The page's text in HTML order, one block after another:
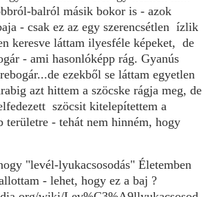
balról másik bokor is - azok
- csak ez az egy szerencsétlen ízlik
keresve láttam ilyesféle képeket, de
- ami hasonlóképp rág. Gyanús
ezekből se láttam egyetlen
azt hittem a szöcske rágja meg, de
szöcsit kitelepítettem a
területre - tehát nem hinném, hogy
"levél-lyukacsosodás" Életemben
- lehet, hogy ez a baj ?